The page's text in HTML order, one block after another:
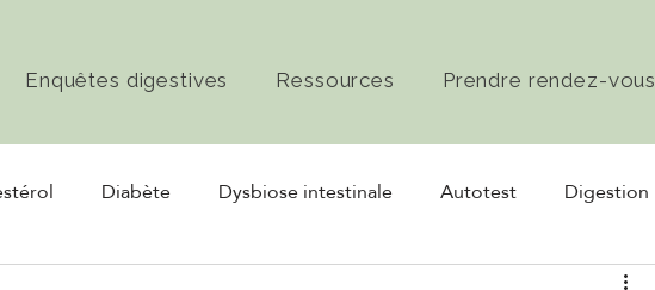
Enquêtes digestives Ressources Prendre rendez-vous
Diabète Dysbiose intestinale Autotest Digestion